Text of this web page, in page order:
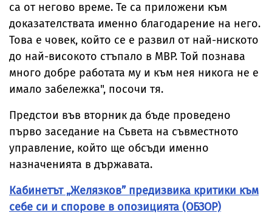
са от негово време. Те са приложени към
доказателствата именно благодарение на него.
Това е човек, който се е развил от най-ниското
до най-високото стъпало в МВР. Той познава
много добре работата му и към нея никога не е
имало забележка", посочи тя.
Предстои във вторник да бъде проведено
първо заседание на Съвета на съвместното
управление, който ще обсъди именно
назначенията в държавата.
Кабинетът „Желязков” предизвика критики към
себе си и спорове в опозицията (ОБЗОР)